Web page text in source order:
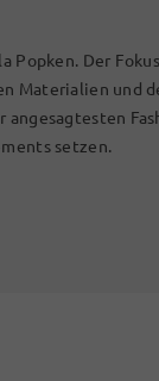
Popken. Der
Materialien und
angesagtesten
setzen.